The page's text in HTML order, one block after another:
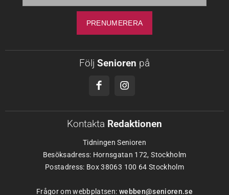
Följ Senioren på
Kontakta Redaktionen
Tidningen Senioren
Besöksadress: Hornsgatan 172, Stockholm
Postadress: Box 38063 100 64 Stockholm
Frågor om webbplatsen: webben@senioren.se